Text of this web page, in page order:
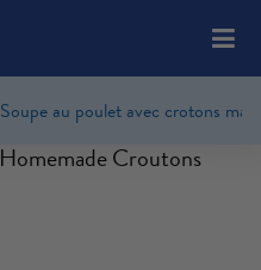
Soupe au poulet avec crotons